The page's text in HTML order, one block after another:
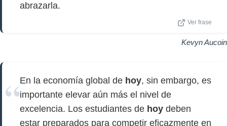
abrazarla.
Ver frase
Kevyn Aucoin
En la economía global de hoy, sin embargo, es
importante elevar aún más el nivel de
excelencia. Los estudiantes de hoy deben
estar preparados para competir eficazmente en